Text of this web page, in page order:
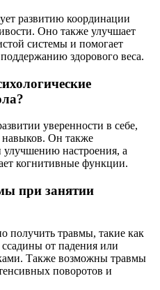
развитию координации
Оно также улучшает
системы и помогает
здорового веса.
уверенности в себе,
Он также
улучшению настроения, а
когнитивные функции.
при занятии
получить травмы, такие как
от падения или
Также возможны травмы
поворотов и